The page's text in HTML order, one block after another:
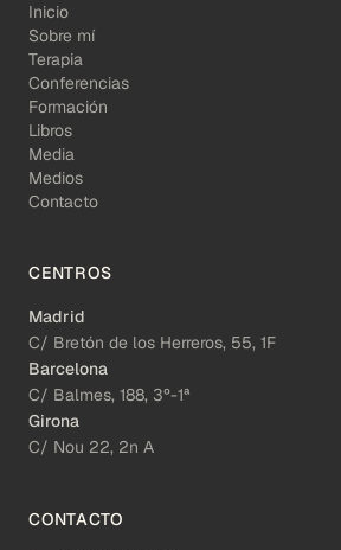
Inicio
Sobre mí
Terapia
Conferencias
Formación
Libros
Media
Medios
Contacto
CENTROS
Madrid
C/ Bretón de los Herreros, 55, 1F
Barcelona
C/ Balmes, 188, 3º-1ª
Girona
C/ Nou 22, 2n A
CONTACTO